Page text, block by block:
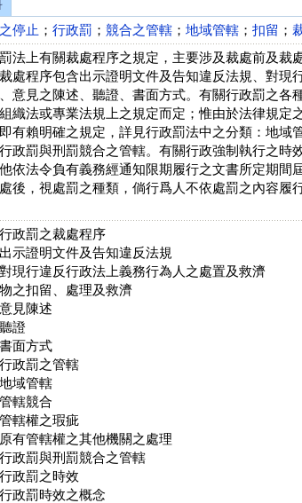
停止 ； 行政罰 ； 競合之管轄 ； 地域管轄 ； 扣留 ；
法上有關裁處程序之規定，主要涉及裁處前及裁
處程序包含出示證明文件及告知違反法規、對現
意見之陳述、聽證、書面方式。有關行政罰之
織法或專業法規上之規定而定；惟由於法律規定
有賴明確之規定，詳見行政罰法中之分類：地
政罰與刑罰競合之管轄。有關行政強制執行之時
依法令負有義務經通知限期履行之文書所定期間
後，視處罰之種類，倘行爲人不依處罰之內容履
政罰之裁處程序
示證明文件及告知違反法規
現行違反行政法上義務行為人之處置及救濟
之扣留、處理及救濟
見陳述
證
面方式
政罰之管轄
域管轄
轄競合
轄權之瑕疵
有管轄權之其他機關之處理
政罰與刑罰競合之管轄
政罰之時效
政罰時效之概念